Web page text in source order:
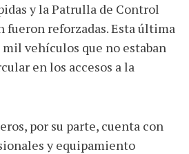
y la Patrulla de Control
fueron reforzadas. Esta última
mil vehículos que no estaban
en los accesos a la
por su parte, cuenta con
y equipamiento